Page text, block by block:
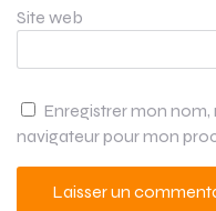
Site web
Enregistrer mon
navigateur pour mon